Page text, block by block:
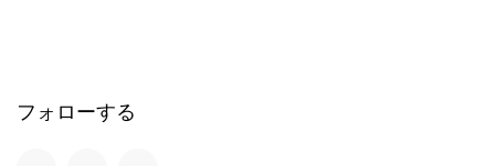
フォローする